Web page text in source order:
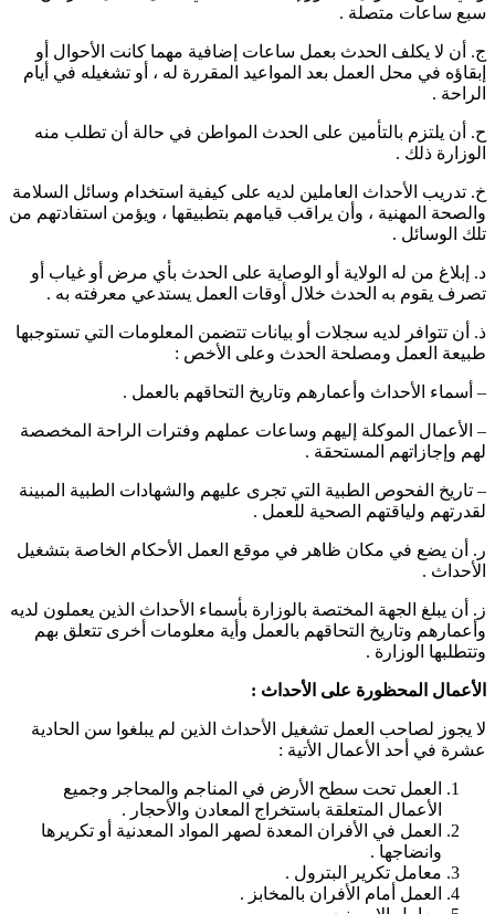
سبع ساعات متصلة .
ج‌. أن لا يكلف الحدث بعمل ساعات إضافية مهما كانت الأحوال أو
إبقاؤه في محل العمل بعد المواعيد المقررة له ، أو تشغيله في أيام
الراحة .
ح‌. أن يلتزم بالتأمين على الحدث المواطن في حالة أن تطلب منه
الوزارة ذلك .
خ‌. تدريب الأحداث العاملين لديه على كيفية استخدام وسائل السلامة
والصحة المهنية ، وأن يراقب قيامهم بتطبيقها ، ويؤمن استفادتهم من
تلك الوسائل .
د‌. إبلاغ من له الولاية أو الوصاية على الحدث بأي مرض أو غياب أو
تصرف يقوم به الحدث خلال أوقات العمل يستدعي معرفته به .
ذ‌. أن تتوافر لديه سجلات أو بيانات تتضمن المعلومات التي تستوجبها
طبيعة العمل ومصلحة الحدث وعلى الأخص :
– أسماء الأحداث وأعمارهم وتاريخ التحاقهم بالعمل .
– الأعمال الموكلة إليهم وساعات عملهم وفترات الراحة المخصصة
لهم وإجازاتهم المستحقة .
– تاريخ الفحوص الطبية التي تجرى عليهم والشهادات الطبية المبينة
لقدرتهم ولياقتهم الصحية للعمل .
ر‌. أن يضع في مكان ظاهر في موقع العمل الأحكام الخاصة بتشغيل
الأحداث .
ز‌. أن يبلغ الجهة المختصة بالوزارة بأسماء الأحداث الذين يعملون لديه
وأعمارهم وتاريخ التحاقهم بالعمل وأية معلومات أخرى تتعلق بهم
وتتطلبها الوزارة .
الأعمال المحظورة على الأحداث :
لا يجوز لصاحب العمل تشغيل الأحداث الذين لم يبلغوا سن الحادية
عشرة في أحد الأعمال الأتية :
العمل تحت سطح الأرض في المناجم والمحاجر وجميع
الأعمال المتعلقة باستخراج المعادن والأحجار .
العمل في الأفران المعدة لصهر المواد المعدنية أو تكريرها
وانضاجها .
معامل تكرير البترول .
العمل أمام الأفران بالمخابز .